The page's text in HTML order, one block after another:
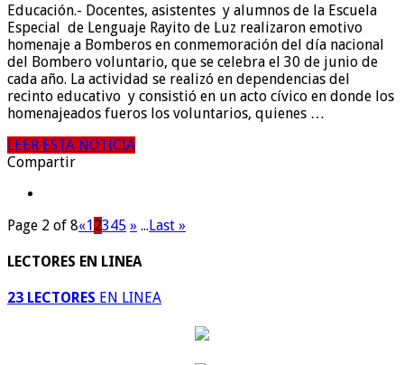
Educación.- Docentes, asistentes y alumnos de la Escuela
Especial de Lenguaje Rayito de Luz realizaron emotivo
homenaje a Bomberos en conmemoración del día nacional
del Bombero voluntario, que se celebra el 30 de junio de
cada año. La actividad se realizó en dependencias del
recinto educativo y consistió en un acto cívico en donde los
homenajeados fueros los voluntarios, quienes …
LEER ESTA NOTICIA
Compartir
Page 2 of 8«12345 » ...Last »
LECTORES EN LINEA
23 LECTORES EN LINEA